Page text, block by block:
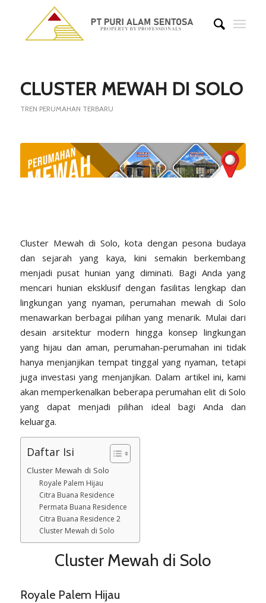
CLUSTER MEWAH DI SOLO
TREN PERUMAHAN TERBARU
Cluster Mewah di Solo, kota dengan pesona budaya
dan sejarah yang kaya, kini semakin berkembang
menjadi pusat hunian yang diminati. Bagi Anda yang
mencari hunian eksklusif dengan fasilitas lengkap dan
lingkungan yang nyaman, perumahan mewah di Solo
menawarkan berbagai pilihan yang menarik. Mulai dari
desain arsitektur modern hingga konsep lingkungan
yang hijau dan aman, perumahan-perumahan ini tidak
hanya menjanjikan tempat tinggal yang nyaman, tetapi
juga investasi yang menjanjikan. Dalam artikel ini, kami
akan memperkenalkan beberapa perumahan elit di Solo
yang dapat menjadi pilihan ideal bagi Anda dan
keluarga.
Daftar Isi
Cluster Mewah di Solo
Royale Palem Hijau
Citra Buana Residence
Permata Buana Residence
Citra Buana Residence 2
Cluster Mewah di Solo
Cluster Mewah di Solo
Royale Palem Hijau